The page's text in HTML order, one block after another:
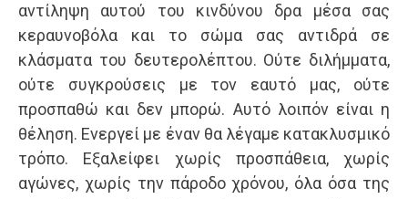
αντίληψη αυτού του κινδύνου δρα μέσα σας
κεραυνοβόλα και το σώμα σας αντιδρά σε
κλάσματα του δευτερολέπτου. Ούτε διλήμματα,
ούτε συγκρούσεις με τον εαυτό μας, ούτε
προσπαθώ και δεν μπορώ. Αυτό λοιπόν είναι η
θέληση. Ενεργεί με έναν θα λέγαμε κατακλυσμικό
τρόπο. Εξαλείφει χωρίς προσπάθεια, χωρίς
αγώνες, χωρίς την πάροδο χρόνου, όλα όσα της